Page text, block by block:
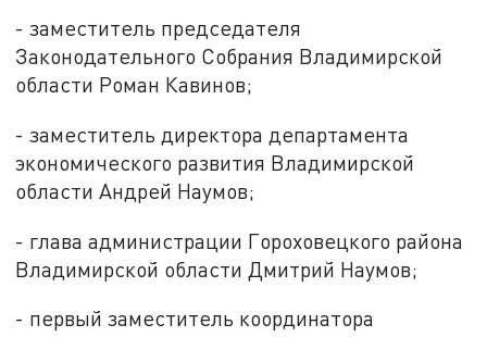
- заместитель председателя
Законодательного Собрания Владимирской
области Роман Кавинов;
- заместитель директора департамента
экономического развития Владимирской
области Андрей Наумов;
- глава администрации Гороховецкого района
Владимирской области Дмитрий Наумов;
- первый заместитель координатора